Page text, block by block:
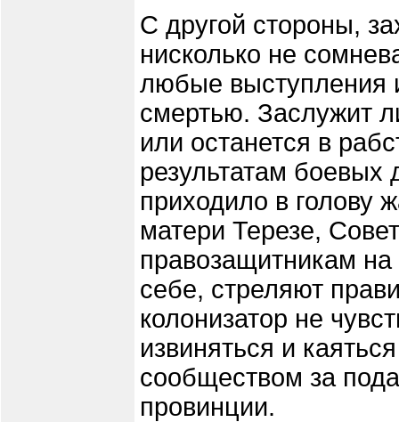
С другой стороны,
нисколько не
любые выступления
смертью. Заслужит
или останется в
результатам боевых
приходило в голову
матери Терезе,
правозащитникам на
себе, стреляют
колонизатор не
извиняться и
сообществом за
провинции.